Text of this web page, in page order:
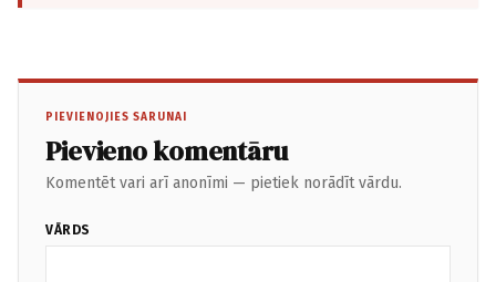
PIEVIENOJIES SARUNAI
Pievieno komentāru
Komentēt vari arī anonīmi — pietiek norādīt vārdu.
VĀRDS